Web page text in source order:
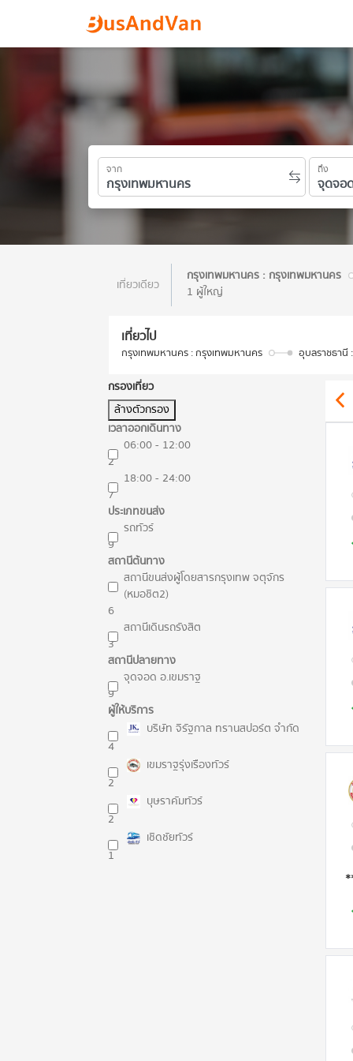
จาก ถึง
เที่ยวเดียว
กรุงเทพมหานคร : กรุงเทพมหานคร
1 ผู้ใหญ่
เที่ยวไป
กรุงเทพมหานคร : กรุงเทพมหานคร อุบลราชธานี
กรองเที่ยว
ล้างตัวกรอง
เวลาออกเดินทาง
06:00 - 12:00
2
18:00 - 24:00
7
ประเภทขนส่ง
รถทัวร์
9
สถานีต้นทาง
สถานีขนส่งผู้โดยสารกรุงเทพ จตุจักร
(หมอชิต2)
6
สถานีเดินรถรังสิต
3
สถานีปลายทาง
จุดจอด อ.เขมราฐ
9
ผู้ให้บริการ
บริษัท จิรัฐกาล ทรานสปอร์ต จำกัด
4
เขมราฐรุ่งเรืองทัวร์
2
บุษราคัมทัวร์
2
เชิดชัยทัวร์
1